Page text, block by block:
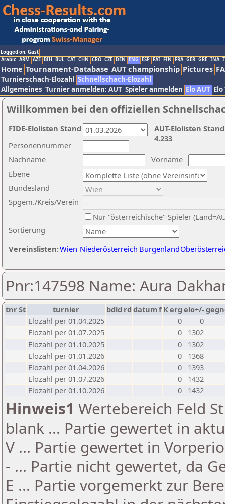
Logged on: Gast
Arabic ARM AZE BIH BUL CAT CHN CRO CZE DEN ENG ESP FAI FIN FRA GER GRE INA
Home Tournament-Database AUT championship Pictures
Turnierschach-Elozahl Schnellschach-Elozahl
Allgemeines Turnier anmelden: AUT Spieler anmelden Elo AUT
Willkommen bei den offiziellen
Nachname
Vorname
Ebene
Sortierung
Personennummer
Bundesland
Spgem./Kreis/Verein
Nur "österreichische" Spieler
Vereinslisten:Wien Niederösterreich Burgenland
AUT-Elolisten
4.233
FIDE-Elolisten Stand
Pnr:147598 Name: Aura
tnrSt turnier bdld rd datumf Kerg elo+/-
Elozahl per 01.04.2025
0
0
Elozahl per 01.07.2025
0
1302
Elozahl per 01.10.2025
0
1302
Elozahl per 01.01.2026
0
1368
Elozahl per 01.04.2026
0
1393
Elozahl per 01.07.2026
0
1432
Elozahl per 01.10.2026
0 1432
Hinweis1 Wertebereich Feld
blank ... Partie gewertet in
V ... Partie gewertet in
- ... Partie nicht gewertet, da
E ... Partie vorgemerkt zur